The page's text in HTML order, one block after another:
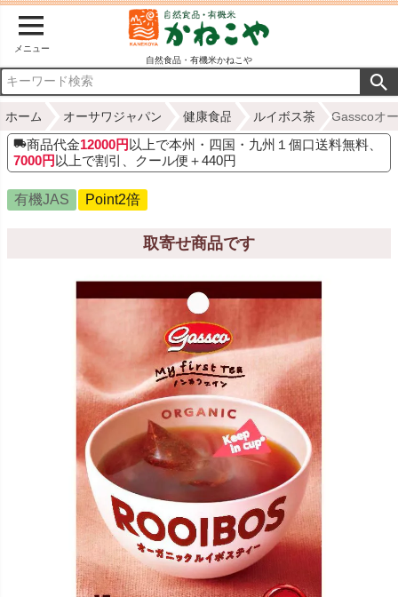
メニュー
自然食品・有機米かねこや
ホーム オーサワジャパン 健康食品 ルイボス茶 Gasscoオ
商品代金12000円 以上で本州・四国・九州１個口送料無料、
7000円 以上で割引、クール便＋440円
有機JAS Point2倍
取寄せ商品です